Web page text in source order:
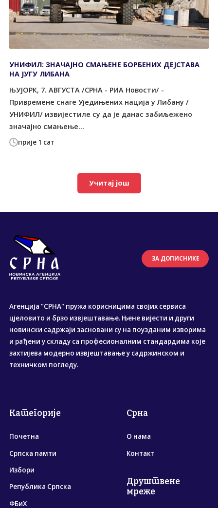
прије 1 сат
УНИФИЛ: ЗНАЧАЈНО СМАЊЕНЕ БОРБЕНИХ ДЕЈСТАВА
НА ЈУГУ ЛИБАНА
ЊУЈОРК, 7. АВГУСТА /СРНА - РИА Новости/ -
Привремене снаге Уједињених нација у Либану /
УНИФИЛ/ извијестиле су да је данас забиљежено
значајно смањење...
Учитај још
ЗА ДОПИСНИКЕ
Агенција "СРНА" пружа корисницима својих сервиса
цјеловито и брзо извјештавање. Њене вијести и други
новински садржаји засновани су на поузданим изворима
и рађени у складу са професионалним стандардима које
захтијева модерно извјештавање у садржинском и
техничком погледу.
Категорије
Почетна
Српска памти
Избори
Република Српска
ФБиХ
Срна
О нама
Контакт
Друштвене
мреже